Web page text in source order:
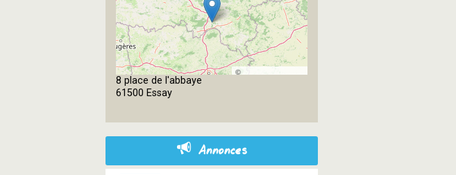
©
8 place de l'abbaye
61500 Essay
Annonces